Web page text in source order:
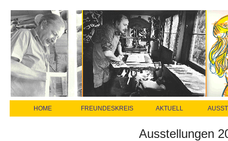
HOME FREUNDESKREIS AKTUELL
Ausstellungen